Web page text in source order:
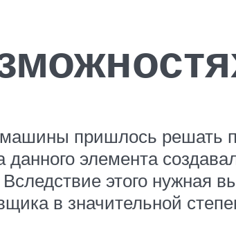
пришлось решать
данного элемента
этого нужная
в значительной